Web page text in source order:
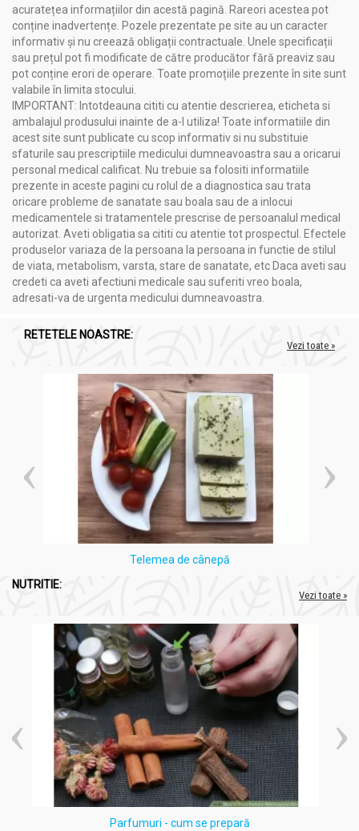
acuratețea informațiilor din acestă pagină. Rareori acestea pot
conține inadvertențe. Pozele prezentate pe site au un caracter
informativ și nu creează obligații contractuale. Unele specificații
sau prețul pot fi modificate de către producător fără preaviz sau
pot conține erori de operare. Toate promoțiile prezente în site sunt
valabile în limita stocului.
IMPORTANT: Intotdeauna cititi cu atentie descrierea, eticheta si
ambalajul produsului inainte de a-l utiliza! Toate informatiile din
acest site sunt publicate cu scop informativ si nu substituie
sfaturile sau prescriptiile medicului dumneavoastra sau a oricarui
personal medical calificat. Nu trebuie sa folositi informatiile
prezente in aceste pagini cu rolul de a diagnostica sau trata
oricare probleme de sanatate sau boala sau de a inlocui
medicamentele si tratamentele prescrise de persoanalul medical
autorizat. Aveti obligatia sa cititi cu atentie tot prospectul. Efectele
produselor variaza de la persoana la persoana in functie de stilul
de viata, metabolism, varsta, stare de sanatate, etc Daca aveti sau
credeti ca aveti afectiuni medicale sau suferiti vreo boala,
adresati-va de urgenta medicului dumneavoastra.
RETETELE NOASTRE:
Vezi toate »
Telemea de cânepă
NUTRITIE:
Vezi toate »
Parfumuri - cum se prepară